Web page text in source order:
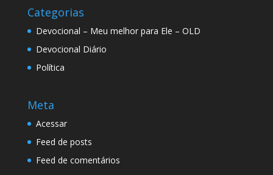
Categorias
Devocional – Meu melhor para Ele – OLD
Devocional Diário
Política
Meta
Acessar
Feed de posts
Feed de comentários